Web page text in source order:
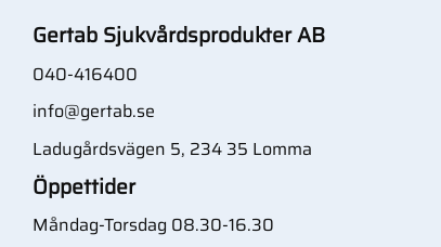
Gertab Sjukvårdsprodukter AB
040-416400
info@gertab.se
Ladugårdsvägen 5, 234 35 Lomma
Öppettider
Måndag-Torsdag 08.30-16.30